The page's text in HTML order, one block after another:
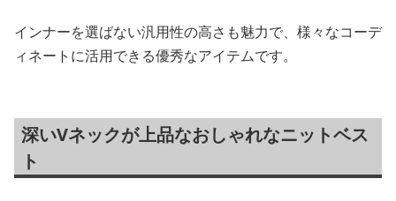
インナーを選ばない汎用性の高さも魅力で、様々なコーデ
ィネートに活用できる優秀なアイテムです。
深いVネックが上品なおしゃれなニットベス
ト